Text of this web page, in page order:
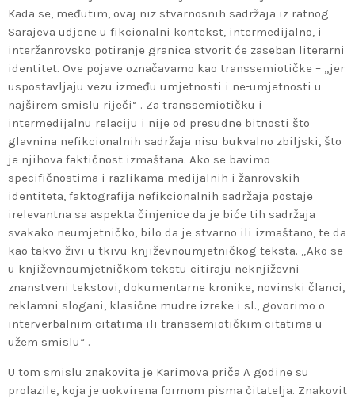
Kada se, međutim, ovaj niz stvarnosnih sadržaja iz ratnog
Sarajeva udjene u fikcionalni kontekst, intermedijalno, i
interžanrovsko potiranje granica stvorit će zaseban literarni
identitet. Ove pojave označavamo kao transsemiotičke – „jer
uspostavljaju vezu između umjetnosti i ne-umjetnosti u
najširem smislu riječi“ . Za transsemiotičku i
intermedijalnu relaciju i nije od presudne bitnosti što
glavnina nefikcionalnih sadržaja nisu bukvalno zbiljski, što
je njihova faktičnost izmaštana. Ako se bavimo
specifičnostima i razlikama medijalnih i žanrovskih
identiteta, faktografija nefikcionalnih sadržaja postaje
irelevantna sa aspekta činjenice da je biće tih sadržaja
svakako neumjetničko, bilo da je stvarno ili izmaštano, te da
kao takvo živi u tkivu književnoumjetničkog teksta. „Ako se
u književnoumjetničkom tekstu citiraju neknjiževni
znanstveni tekstovi, dokumentarne kronike, novinski članci,
reklamni slogani, klasične mudre izreke i sl., govorimo o
interverbalnim citatima ili transsemiotičkim citatima u
užem smislu“ .
U tom smislu znakovita je Karimova priča A godine su
prolazile, koja je uokvirena formom pisma čitatelja. Znakovit